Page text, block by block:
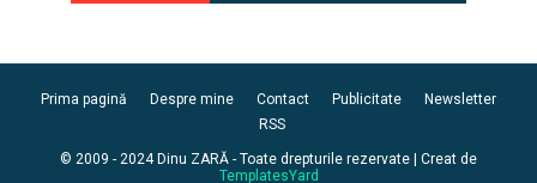
Prima pagină Despre mine Contact Publicitate
Newsletter
RSS
© 2009 - 2024 Dinu ZARĂ - Toate drepturile rezervate | Creat de
TemplatesYard